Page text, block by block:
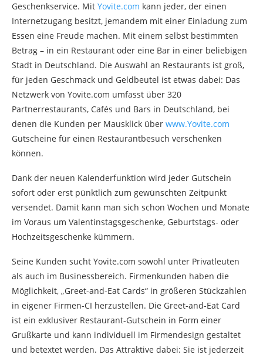
Geschenkservice. Mit Yovite.com kann jeder, der einen
Internetzugang besitzt, jemandem mit einer Einladung zum
Essen eine Freude machen. Mit einem selbst bestimmten
Betrag – in ein Restaurant oder eine Bar in einer beliebigen
Stadt in Deutschland. Die Auswahl an Restaurants ist groß,
für jeden Geschmack und Geldbeutel ist etwas dabei: Das
Netzwerk von Yovite.com umfasst über 320
Partnerrestaurants, Cafés und Bars in Deutschland, bei
denen die Kunden per Mausklick über www.Yovite.com
Gutscheine für einen Restaurantbesuch verschenken
können.
Dank der neuen Kalenderfunktion wird jeder Gutschein
sofort oder erst pünktlich zum gewünschten Zeitpunkt
versendet. Damit kann man sich schon Wochen und Monate
im Voraus um Valentinstagsgeschenke, Geburtstags- oder
Hochzeitsgeschenke kümmern.
Seine Kunden sucht Yovite.com sowohl unter Privatleuten
als auch im Businessbereich. Firmenkunden haben die
Möglichkeit, „Greet-and-Eat Cards“ in größeren Stückzahlen
in eigener Firmen-CI herzustellen. Die Greet-and-Eat Card
ist ein exklusiver Restaurant-Gutschein in Form einer
Grußkarte und kann individuell im Firmendesign gestaltet
und betextet werden. Das Attraktive dabei: Sie ist jederzeit